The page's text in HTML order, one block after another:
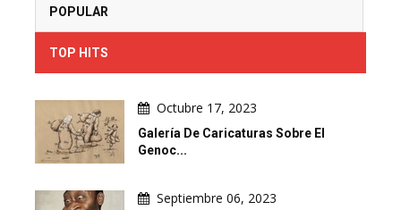
POPULAR
TOP HITS
Octubre 17, 2023
Galería De Caricaturas Sobre El
Genoc...
Septiembre 06, 2023